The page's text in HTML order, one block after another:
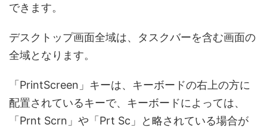
できます。
デスクトップ画面全域は、タスクバーを含む画面の
全域となります。
「PrintScreen」キーは、キーボードの右上の方に
配置されているキーで、キーボードによっては、
「Prnt Scrn」や「Prt Sc」と略されている場合が